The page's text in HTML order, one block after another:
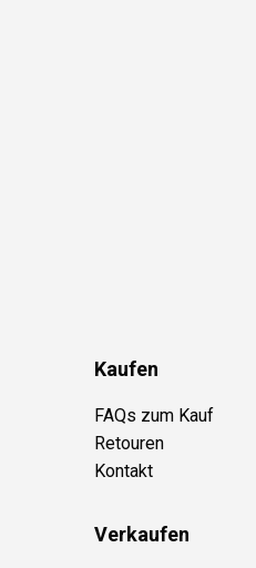
Kaufen
FAQs zum Kauf
Retouren
Kontakt
Verkaufen